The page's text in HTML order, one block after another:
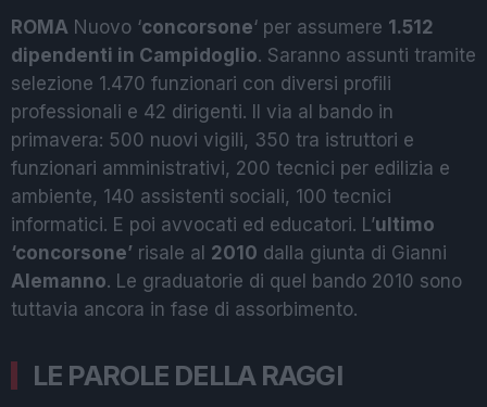
ROMA Nuovo ‘concorsone‘ per assumere 1.512
dipendenti in Campidoglio. Saranno assunti tramite
selezione 1.470 funzionari con diversi profili
professionali e 42 dirigenti. Il via al bando in
primavera: 500 nuovi vigili, 350 tra istruttori e
funzionari amministrativi, 200 tecnici per edilizia e
ambiente, 140 assistenti sociali, 100 tecnici
informatici. E poi avvocati ed educatori. L’ultimo
‘concorsone’ risale al 2010 dalla giunta di Gianni
Alemanno. Le graduatorie di quel bando 2010 sono
tuttavia ancora in fase di assorbimento.
LE PAROLE DELLA RAGGI